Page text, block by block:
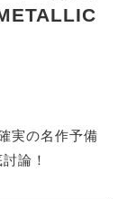
実の名作予備
論！